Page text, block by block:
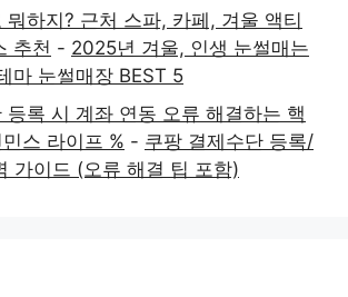
뭐하지? 근처 스파, 카페, 겨울 액티
추천 - 2025년 겨울, 인생 눈썰매는
마 눈썰매장 BEST 5
등록 시 계좌 연동 오류 해결하는 핵
스 라이프 % - 쿠팡 결제수단 등록/
가이드 (오류 해결 팁 포함)